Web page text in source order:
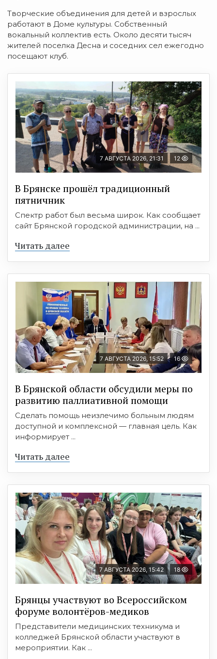
Творческие объединения для детей и взрослых
работают в Доме культуры. Собственный
вокальный коллектив есть. Около десяти тысяч
жителей поселка Десна и соседних сел ежегодно
посещают клуб.
7 АВГУСТА 2026, 21:31 12
В Брянске прошёл традиционный
пятничник
Спектр работ был весьма широк. Как сообщает
сайт Брянской городской администрации, на ...
Читать далее
7 АВГУСТА 2026, 15:52 16
В Брянской области обсудили меры по
развитию паллиативной помощи
Сделать помощь неизлечимо больным людям
доступной и комплексной — главная цель. Как
информирует ...
Читать далее
7 АВГУСТА 2026, 15:42 18
Брянцы участвуют во Всероссийском
форуме волонтёров-медиков
Представители медицинских техникума и
колледжей Брянской области участвуют в
мероприятии. Как ...